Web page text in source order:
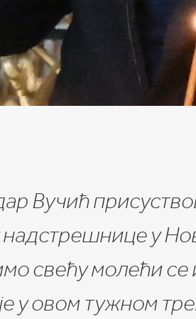
Вучић
у
свећу молећи се
у овом тужном